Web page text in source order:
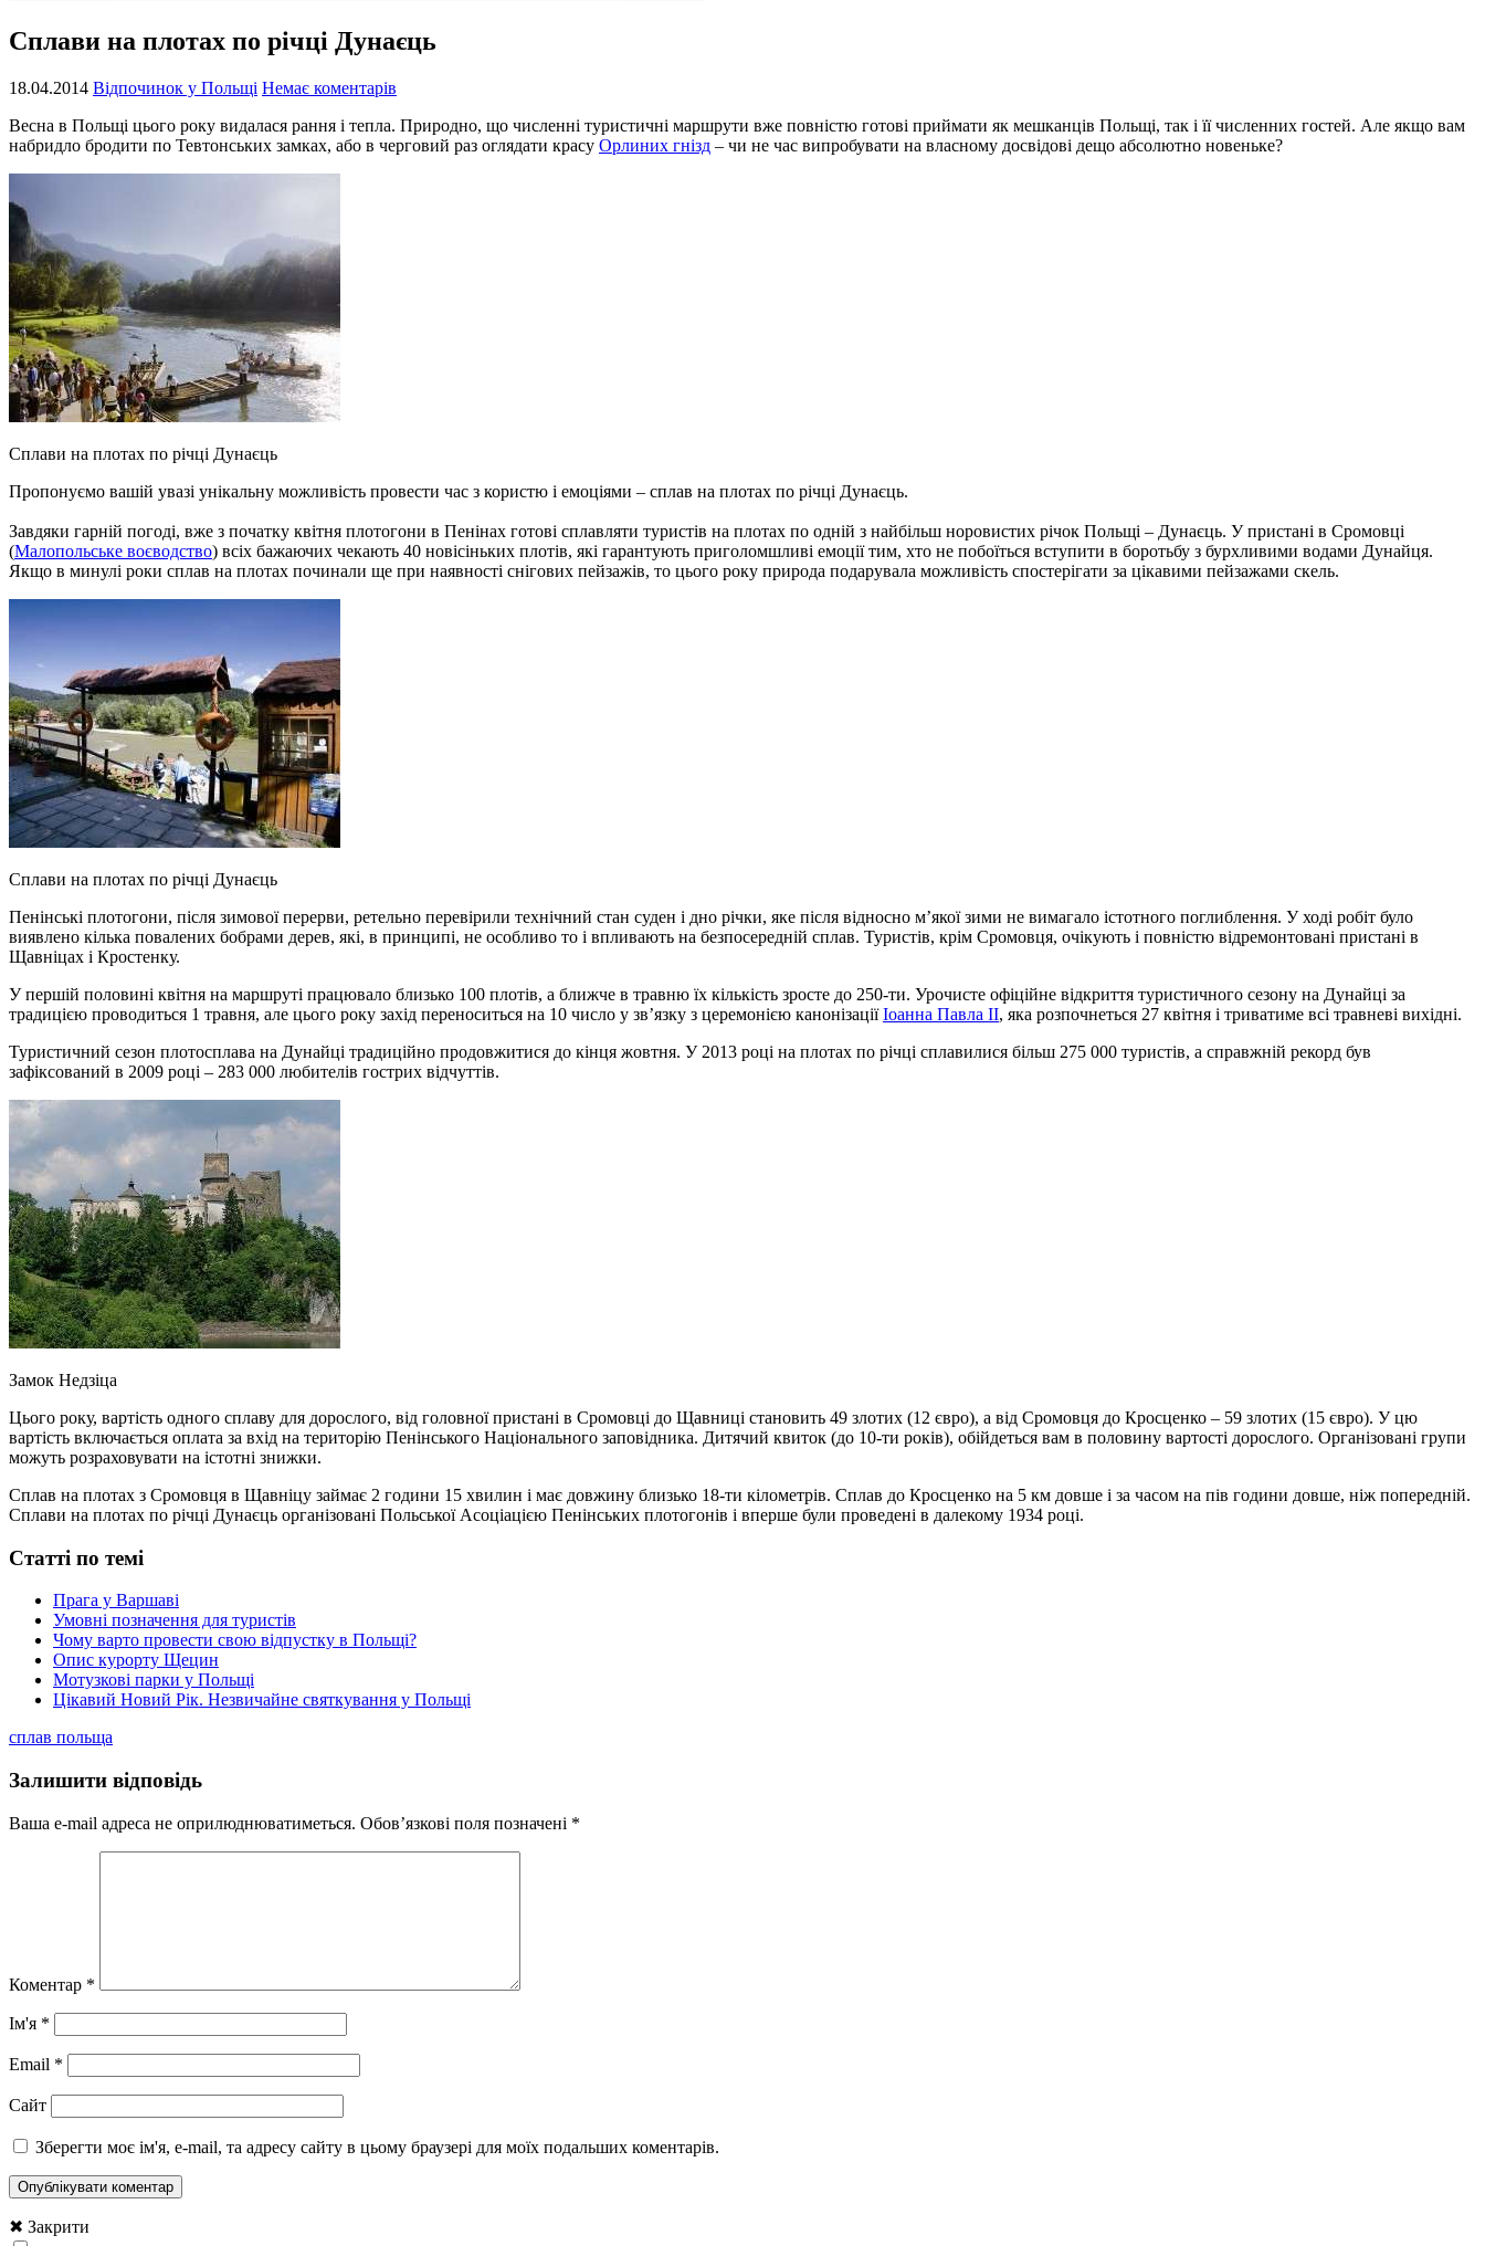
Сплави на плотах по річці Дунаєць
18.04.2014 Відпочинок у Польщі Немає коментарів
Весна в Польщі цього року видалася рання і тепла. Природно, що численні туристичні маршрути вже повністю готові приймати як мешканців Польщі, так і її численних гостей. Але якщо вам
набридло бродити по Тевтонських замках, або в черговий раз оглядати красу Орлиних гнізд – чи не час випробувати на власному досвідові дещо абсолютно новеньке?
Сплави на плотах по річці Дунаєць
Пропонуємо вашій увазі унікальну можливість провести час з користю і емоціями – сплав на плотах по річці Дунаєць.
Завдяки гарній погоді, вже з початку квітня плотогони в Пенінах готові сплавляти туристів на плотах по одній з найбільш норовистих річок Польщі – Дунаєць. У пристані в Сромовці
(Малопольське воєводство) всіх бажаючих чекають 40 новісіньких плотів, які гарантують приголомшливі емоції тим, хто не побоїться вступити в боротьбу з бурхливими водами Дунайця.
Якщо в минулі роки сплав на плотах починали ще при наявності снігових пейзажів, то цього року природа подарувала можливість спостерігати за цікавими пейзажами скель.
Сплави на плотах по річці Дунаєць
Пенінські плотогони, після зимової перерви, ретельно перевірили технічний стан суден і дно річки, яке після відносно м’якої зими не вимагало істотного поглиблення. У ході робіт було
виявлено кілька повалених бобрами дерев, які, в принципі, не особливо то і впливають на безпосередній сплав. Туристів, крім Сромовця, очікують і повністю відремонтовані пристані в
Щавніцах і Кростенку.
У першій половині квітня на маршруті працювало близько 100 плотів, а ближче в травню їх кількість зросте до 250-ти. Урочисте офіційне відкриття туристичного сезону на Дунайці за
традицією проводиться 1 травня, але цього року захід переноситься на 10 число у зв’язку з церемонією канонізаціїІоанна Павла II, яка розпочнеться 27 квітня і триватиме всі травневі вихідні.
Туристичний сезон плотосплава на Дунайці традиційно продовжитися до кінця жовтня. У 2013 році на плотах по річці сплавилися більш 275 000 туристів, а справжній рекорд був
зафіксований в 2009 році – 283 000 любителів гострих відчуттів.
Замок Недзіца
Цього року, вартість одного сплаву для дорослого, від головної пристані в Сромовці до Щавниці становить 49 злотих (12 євро), а від Сромовця до Кросценко – 59 злотих (15 євро). У цю
вартість включається оплата за вхід на територію Пенінського Національного заповідника. Дитячий квиток (до 10-ти років), обійдеться вам в половину вартості дорослого. Організовані групи
можуть розраховувати на істотні знижки.
Сплав на плотах з Сромовця в Щавніцу займає 2 години 15 хвилин і має довжину близько 18-ти кілометрів. Сплав до Кросценко на 5 км довше і за часом на пів години довше, ніж попередній.
Сплави на плотах по річці Дунаєць організовані Польської Асоціацією Пенінських плотогонів і вперше були проведені в далекому 1934 році.
Статті по темі
Прага у Варшаві
Умовні позначення для туристів
Чому варто провести свою відпустку в Польщі?
Опис курорту Щецин
Мотузкові парки у Польщі
Цікавий Новий Рік. Незвичайне святкування у Польщі
сплав польща
Залишити відповідь
Ваша e-mail адреса не оприлюднюватиметься. Обов’язкові поля позначені *
Коментар *
Ім'я *
Email *
Сайт
Зберегти моє ім'я, e-mail, та адресу сайту в цьому браузері для моїх подальших коментарів.
✖ Закрити